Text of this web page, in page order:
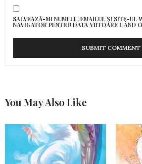
SALVEAZĂ-MI NUMELE, EMAILUL ȘI SITE-UL
NAVIGATOR PENTRU DATA VIITOARE CÂND
You May Also Like